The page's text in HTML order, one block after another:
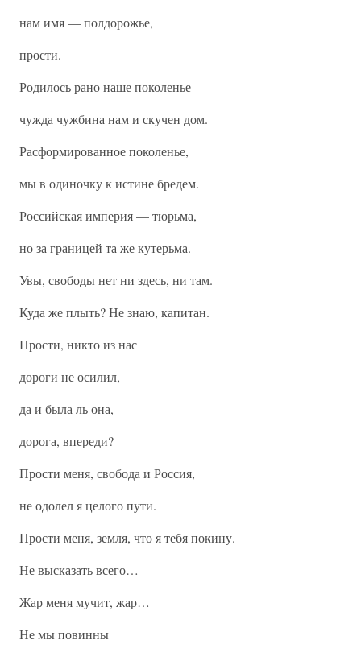
нам имя — полдорожье,
прости.
Родилось рано наше поколенье —
чужда чужбина нам и скучен дом.
Расформированное поколенье,
мы в одиночку к истине бредем.
Российская империя — тюрьма,
но за границей та же кутерьма.
Увы, свободы нет ни здесь, ни там.
Куда же плыть? Не знаю, капитан.
Прости, никто из нас
дороги не осилил,
да и была ль она,
дорога, впереди?
Прости меня, свобода и Россия,
не одолел я целого пути.
Прости меня, земля, что я тебя покину.
Не высказать всего…
Жар меня мучит, жар…
Не мы повинны